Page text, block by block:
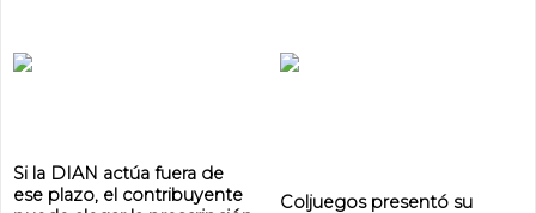
Si la DIAN actúa fuera de
ese plazo, el contribuyente
Coljuegos presentó su